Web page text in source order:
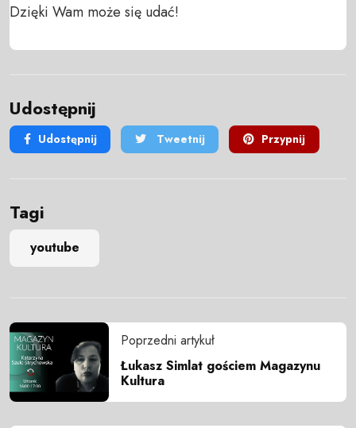
Dzięki Wam może się udać!
Udostępnij
Udostępnij Tweetnij Przypnij
Tagi
youtube
Poprzedni artykuł
Łukasz Simlat gościem Magazynu
Kultura